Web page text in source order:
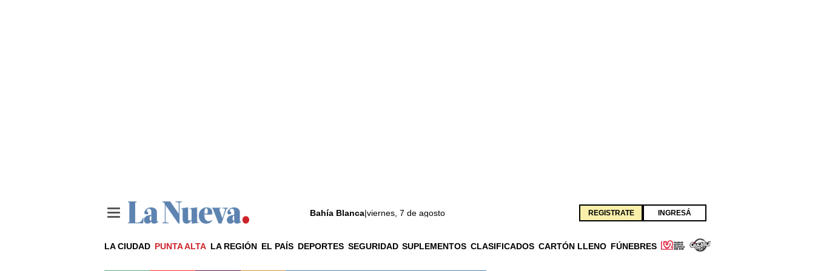
Bahía Blanca|viernes, 7 de agosto REGISTRATE INGRESÁ
LA CIUDAD PUNTA ALTA LA REGIÓN EL PAÍS DEPORTES SEGURIDAD SUPLEMENTOS CLASIFICADOS CARTÓN LLENO FÚNEBRES